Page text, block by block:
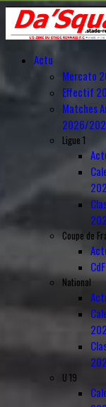
Actu
Mercato
Effectif
Matches
2026/
Ligue 1
Coupe de
National
U 19